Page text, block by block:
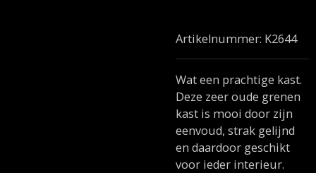
Artikelnummer: K2644
Wat een prachtige kast.
Deze zeer oude grenen
kast is mooi door zijn
eenvoud, strak gelijnd
en daardoor geschikt
voor ieder interieur.